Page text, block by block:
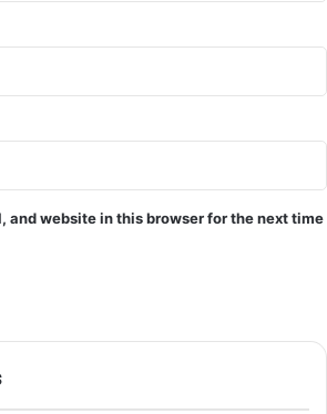
and website in this browser for the next time